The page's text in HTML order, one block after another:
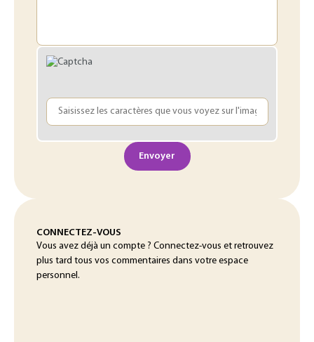
Envoyer
CONNECTEZ-VOUS
Vous avez déjà un compte ? Connectez-vous et retrouvez
plus tard tous vos commentaires dans votre espace
personnel.